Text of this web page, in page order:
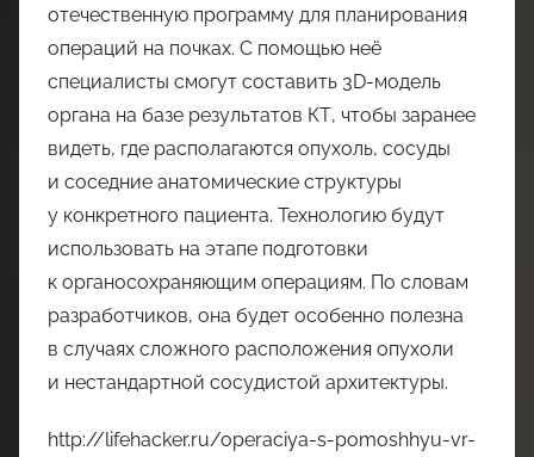
отечественную программу для планирования
операций на почках. С помощью неё
специалисты смогут составить 3D-модель
органа на базе результатов КТ, чтобы заранее
видеть, где располагаются опухоль, сосуды
и соседние анатомические структуры
у конкретного пациента. Технологию будут
использовать на этапе подготовки
к органосохраняющим операциям. По словам
разработчиков, она будет особенно полезна
в случаях сложного расположения опухоли
и нестандартной сосудистой архитектуры.
http://lifehacker.ru/operaciya-s-pomoshhyu-vr-